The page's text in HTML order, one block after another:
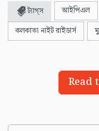
ট্যাগ্স আইপিএল
কলকাতা নাইট রাইডার্স
Read